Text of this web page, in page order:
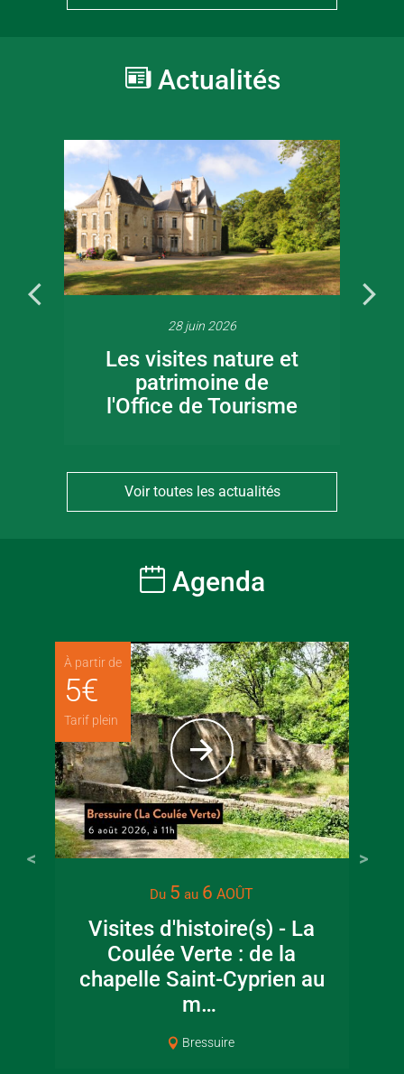
Actualités
28 juin 2026
Les visites nature et
patrimoine de
l'Office de Tourisme
Voir toutes les actualités
Agenda
À partir de
5€
Tarif plein
Du 5 au 6 AOÛT
Visites d'histoire(s) - La
Coulée Verte : de la
chapelle Saint-Cyprien au
m…
Bressuire